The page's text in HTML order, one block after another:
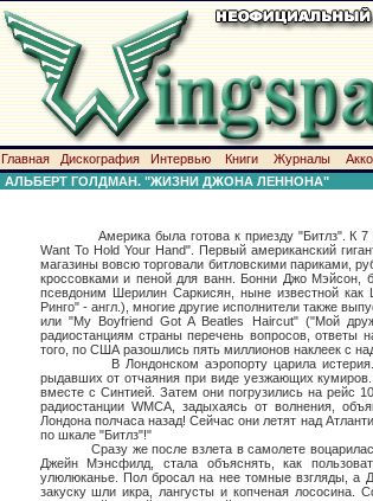
Главная Дискография Интервью Книги Журналы
АЛЬБЕРТ ГОЛДМАН. "ЖИЗНИ ДЖОНА ЛЕННОНА"
Америка была готова к приезду "Битлз". К 7
Want То Hold Your Hand". Первый американский
магазины вовсю торговали битловскими париками,
кроссовками и пеной для ванн. Бонни Джо Мэйсон,
псевдоним Шерилин Саркисян, ныне известной
Ринго" - англ.), многие другие исполнители также
или "My Boyfriend Got A Beatles Haircut" ("Мой
радиостанциям страны перечень вопросов,
того, по США разошлись пять миллионов наклеек с
В Лондонском аэропорту царила истерия.
рыдавших от отчаяния при виде уезжающих
вместе с Синтией. Затем они погрузились на рейс
радиостанции WMCA, задыхаясь от волнения,
Лондона полчаса назад! Сейчас они летят над
по шкале "Битлз"!"
Сразу же после взлета в самолете воцарилась
Джейн Мэнсфилд, стала объяснять, как
улюлюканье. Пол бросал на нее томные взгляды, а
закуску шли икра, лангусты и копченая лососина.